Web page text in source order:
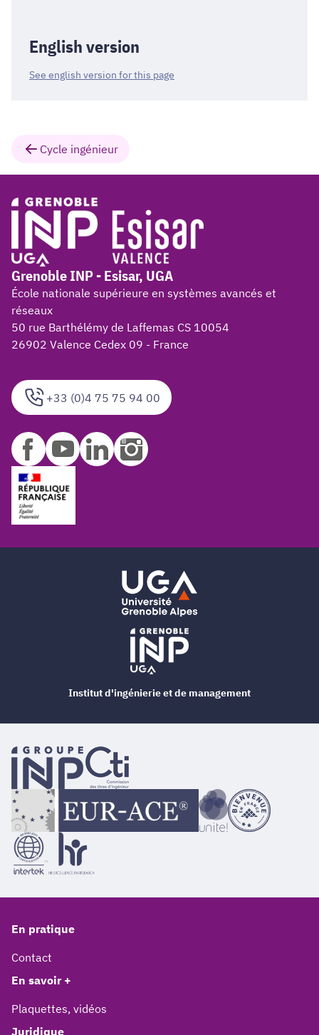
English version
See english version for this page
Cycle ingénieur
+33 (0)4 75 75 94 00
Grenoble INP - Esisar, UGA
École nationale supérieure en systèmes avancés et
réseaux
50 rue Barthélémy de Laffemas CS 10054
26902 Valence Cedex 09 - France
En pratique
Contact
En savoir +
Plaquettes, vidéos
Juridique
Institut d'ingénierie et de management